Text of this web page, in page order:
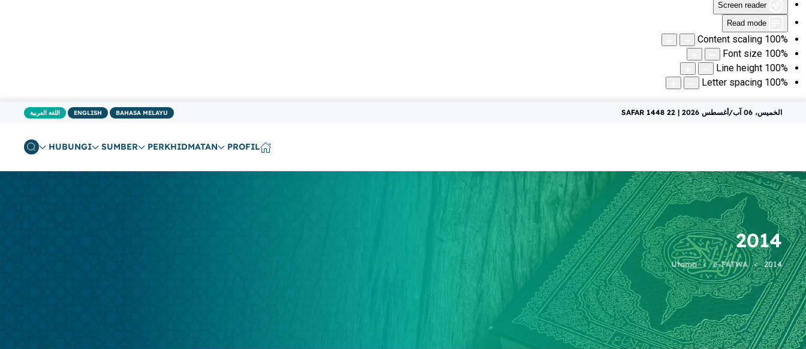
Screen reader
Read mode
Content scaling 100%
Font size 100%
Line height 100%
Letter spacing 100%
الخميس، 06 آب/أغسطس 2026 | 22 SAFAR 1448 BAHASA MELAYU
ENGLISH اللغة العربية
PROFIL
PERKHIDMATAN
SUMBER
HUBUNGI
2014
Utama e-FATWA 2014